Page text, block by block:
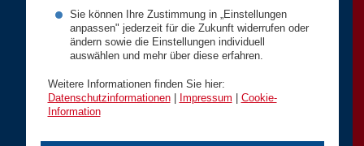
Sie können Ihre Zustimmung in „Einstellungen
anpassen" jederzeit für die Zukunft widerrufen oder
ändern sowie die Einstellungen individuell
auswählen und mehr über diese erfahren.
Weitere Informationen finden Sie hier:
Datenschutzinformationen| Impressum
Cookie-
Information